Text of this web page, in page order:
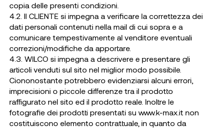
copia delle presenti condizioni.
4.2. Il CLIENTE si impegna a verificare la correttezza dei
dati personali contenuti nella mail di cui sopra e a
comunicare tempestivamente al venditore eventuali
correzioni/modifiche da apportare.
4.3. WILCO si impegna a descrivere e presentare gli
articoli venduti sul sito nel miglior modo possibile.
Ciononostante potrebbero evidenziarsi alcuni errori,
imprecisioni o piccole differenze tra il prodotto
raffigurato nel sito ed il prodotto reale. Inoltre le
fotografie dei prodotti presentati su www.k-max.it non
costituiscono elemento contrattuale, in quanto da